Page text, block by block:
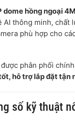
dome hồng ngoại
AI thông minh, chất
phù hợp cho
được phân phối
hỗ trợ lắp đặt tận
số kỹ thuật